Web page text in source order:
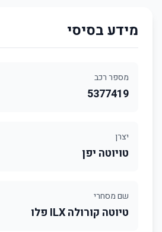
מידע בסיסי
מספר רכב
5377419
יצרן
טויוטה יפן
שם מסחרי
טיוטה קורולה ILX פלו